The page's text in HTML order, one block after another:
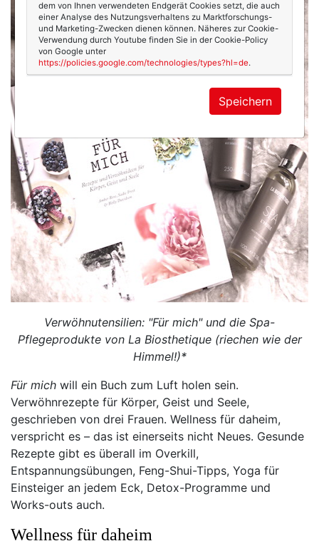
Verwöhnutensilien: "Für mich" und die Spa-
Pflegeprodukte von La Biosthetique (riechen wie der
Himmel!)*
Für mich will ein Buch zum Luft holen sein.
Verwöhnrezepte für Körper, Geist und Seele,
geschrieben von drei Frauen. Wellness für daheim,
verspricht es – das ist einerseits nicht Neues. Gesunde
Rezepte gibt es überall im Overkill,
Entspannungsübungen, Feng-Shui-Tipps, Yoga für
Einsteiger an jedem Eck, Detox-Programme und
Works-outs auch.
Wellness für daheim
dem von Ihnen verwendeten Endgerät Cookies setzt, die auch
einer Analyse des Nutzungsverhaltens zu Marktforschungs-
und Marketing-Zwecken dienen können. Näheres zur Cookie-
Verwendung durch Youtube finden Sie in der Cookie-Policy
von Google unter
https://policies.google.com/technologies/types?hl=de.
Speichern